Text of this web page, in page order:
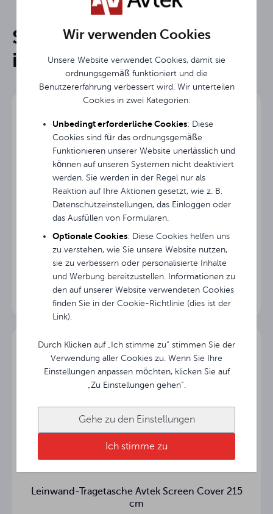
Wir verwenden Cookies
Unsere Website verwendet Cookies, damit sie
ordnungsgemäß funktioniert und die
Benutzererfahrung verbessert wird. Wir unterteilen
Cookies in zwei Kategorien:
Unbedingt erforderliche Cookies: Diese
Cookies sind für das ordnungsgemäße
Funktionieren unserer Website unerlässlich und
können auf unseren Systemen nicht deaktiviert
werden. Sie werden in der Regel nur als
Reaktion auf Ihre Aktionen gesetzt, wie z. B.
Datenschutzeinstellungen, das Einloggen oder
das Ausfüllen von Formularen.
Optionale Cookies: Diese Cookies helfen uns
zu verstehen, wie Sie unsere Website nutzen,
sie zu verbessern oder personalisierte Inhalte
und Werbung bereitzustellen. Informationen zu
den auf unserer Website verwendeten Cookies
finden Sie in der Cookie-Richtlinie (dies ist der
Link).
Durch Klicken auf „Ich stimme zu“ stimmen Sie der
Verwendung aller Cookies zu. Wenn Sie Ihre
Einstellungen anpassen möchten, klicken Sie auf
„Zu Einstellungen gehen“.
Gehe zu den Einstellungen
Ich stimme zu
Format 16:9
Bildschirmtyp Rahmen - faltbar FOLD
Diagonale 138 "
Bildschirms
324.8 cm
Höhe des
193 cm
Bildbreite 304.8 cm
Bildhöhe 172.7 cm
Schwarz TOP 10 cm
Projektionsfläche Matt White
Betrachtungswinkel °
Schwarzer Boden
Länge des
Gehäuses
0 cm
Bruttogewicht 28.3 kg
cm
Abstand der
cm
Rysunek techniczny
Instrukcja obsługi / User Guide / Gebrauchsanweisung
Sie könnten an ihnen
interessiert sein
Leinwand-Tragetasche Avtek Screen Cover 195
cm
Leinwand-Tragetasche Avtek Screen Cover 215
cm